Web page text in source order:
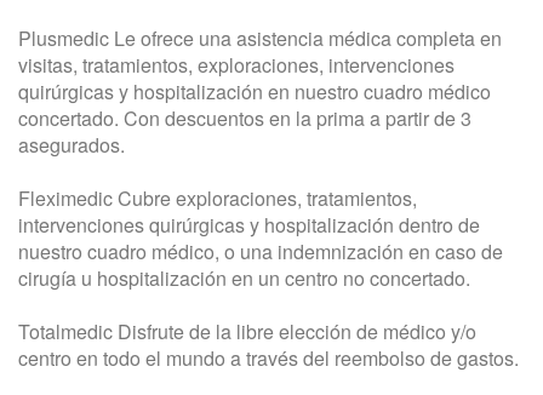
Plusmedic Le ofrece una asistencia médica completa en
visitas, tratamientos, exploraciones, intervenciones
quirúrgicas y hospitalización en nuestro cuadro médico
concertado. Con descuentos en la prima a partir de 3
asegurados.
Fleximedic Cubre exploraciones, tratamientos,
intervenciones quirúrgicas y hospitalización dentro de
nuestro cuadro médico, o una indemnización en caso de
cirugía u hospitalización en un centro no concertado.
Totalmedic Disfrute de la libre elección de médico y/o
centro en todo el mundo a través del reembolso de gastos.